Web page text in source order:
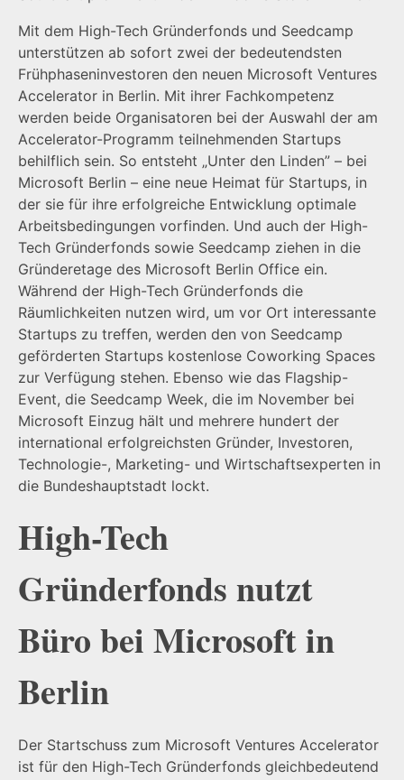
Mit dem High-Tech Gründerfonds und Seedcamp
unterstützen ab sofort zwei der bedeutendsten
Frühphaseninvestoren den neuen Microsoft Ventures
Accelerator in Berlin. Mit ihrer Fachkompetenz
werden beide Organisatoren bei der Auswahl der am
Accelerator-Programm teilnehmenden Startups
behilflich sein. So entsteht „Unter den Linden” – bei
Microsoft Berlin – eine neue Heimat für Startups, in
der sie für ihre erfolgreiche Entwicklung optimale
Arbeitsbedingungen vorfinden. Und auch der High-
Tech Gründerfonds sowie Seedcamp ziehen in die
Gründeretage des Microsoft Berlin Office ein.
Während der High-Tech Gründerfonds die
Räumlichkeiten nutzen wird, um vor Ort interessante
Startups zu treffen, werden den von Seedcamp
geförderten Startups kostenlose Coworking Spaces
zur Verfügung stehen. Ebenso wie das Flagship-
Event, die Seedcamp Week, die im November bei
Microsoft Einzug hält und mehrere hundert der
international erfolgreichsten Gründer, Investoren,
Technologie-, Marketing- und Wirtschaftsexperten in
die Bundeshauptstadt lockt.
High-Tech
Gründerfonds nutzt
Büro bei Microsoft in
Berlin
Der Startschuss zum Microsoft Ventures Accelerator
ist für den High-Tech Gründerfonds gleichbedeutend